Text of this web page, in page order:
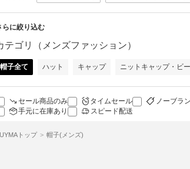
らに絞り込む
テゴリ（メンズファッション）
帽子全て ハット キャップ ニットキャップ・ビ
セール商品のみ タイムセール ノーブラ
手元に在庫あり
スピード配送
トップ 帽子(メンズ)